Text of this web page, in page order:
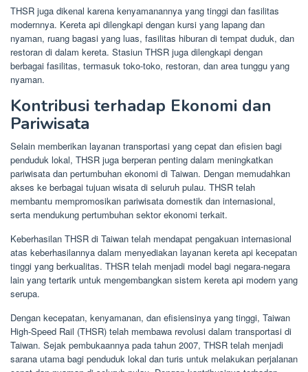
THSR juga dikenal karena kenyamanannya yang tinggi dan fasilitas
modernnya. Kereta api dilengkapi dengan kursi yang lapang dan
nyaman, ruang bagasi yang luas, fasilitas hiburan di tempat duduk, dan
restoran di dalam kereta. Stasiun THSR juga dilengkapi dengan
berbagai fasilitas, termasuk toko-toko, restoran, dan area tunggu yang
nyaman.
Kontribusi terhadap Ekonomi dan
Pariwisata
Selain memberikan layanan transportasi yang cepat dan efisien bagi
penduduk lokal, THSR juga berperan penting dalam meningkatkan
pariwisata dan pertumbuhan ekonomi di Taiwan. Dengan memudahkan
akses ke berbagai tujuan wisata di seluruh pulau. THSR telah
membantu mempromosikan pariwisata domestik dan internasional,
serta mendukung pertumbuhan sektor ekonomi terkait.
Keberhasilan THSR di Taiwan telah mendapat pengakuan internasional
atas keberhasilannya dalam menyediakan layanan kereta api kecepatan
tinggi yang berkualitas. THSR telah menjadi model bagi negara-negara
lain yang tertarik untuk mengembangkan sistem kereta api modern yang
serupa.
Dengan kecepatan, kenyamanan, dan efisiensinya yang tinggi, Taiwan
High-Speed ​​Rail (THSR) telah membawa revolusi dalam transportasi di
Taiwan. Sejak pembukaannya pada tahun 2007, THSR telah menjadi
sarana utama bagi penduduk lokal dan turis untuk melakukan perjalanan